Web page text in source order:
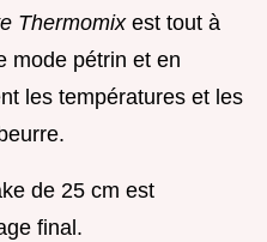
Thermomix est tout à
mode pétrin et en
les températures et les
de 25 cm est
final.